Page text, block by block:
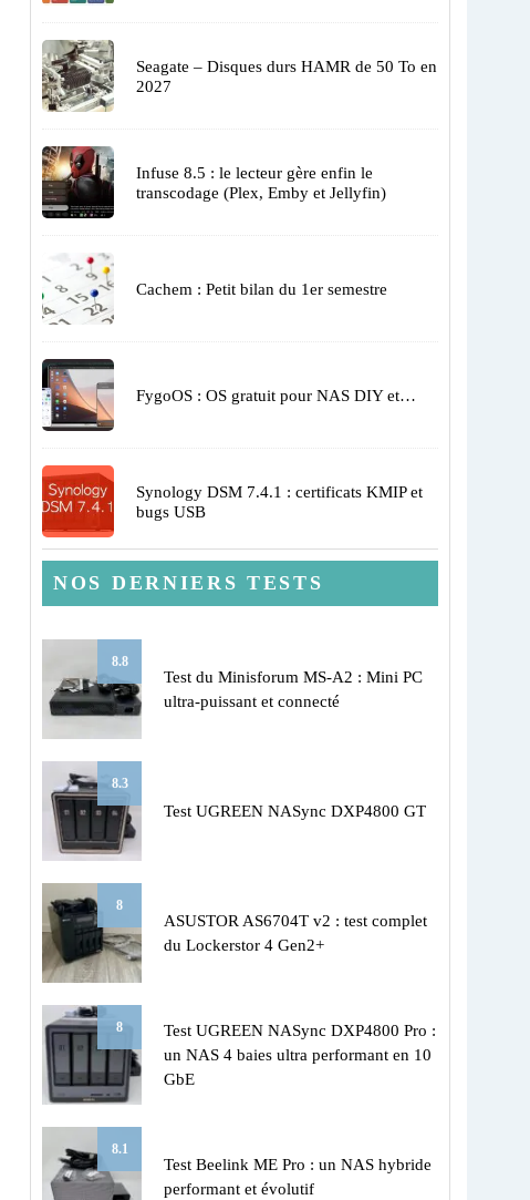
Seagate – Disques durs HAMR de 50 To en
2027
Infuse 8.5 : le lecteur gère enfin le
transcodage (Plex, Emby et Jellyfin)
Cachem : Petit bilan du 1er semestre
FygoOS : OS gratuit pour NAS DIY et…
Synology DSM 7.4.1 : certificats KMIP et
bugs USB
NOS DERNIERS TESTS
8.8
Test du Minisforum MS-A2 : Mini PC
ultra-puissant et connecté
8.3
Test UGREEN NASync DXP4800 GT
8
ASUSTOR AS6704T v2 : test complet
du Lockerstor 4 Gen2+
8
Test UGREEN NASync DXP4800 Pro :
un NAS 4 baies ultra performant en 10
GbE
8.1
Test Beelink ME Pro : un NAS hybride
performant et évolutif